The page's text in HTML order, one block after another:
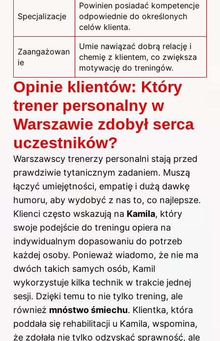
Specjalizacje
Powinien posiadać kompetencje
odpowiednie do określonych
celów klienta.
Zaangażowan
ie
Umie nawiązać dobrą relację i
chemię z klientem, co zwiększa
motywację do treningów.
Opinie klientów: Który
trener personalny w
Warszawie zdobył serca
uczestników?
Warszawscy trenerzy personalni stają przed
prawdziwie tytanicznym zadaniem. Muszą
łączyć umiejętności, empatię i dużą dawkę
humoru, aby wydobyć z nas to, co najlepsze.
Klienci często wskazują na Kamila, który
swoje podejście do treningu opiera na
indywidualnym dopasowaniu do potrzeb
każdej osoby. Ponieważ wiadomo, że nie ma
dwóch takich samych osób, Kamil
wykorzystuje kilka technik w trakcie jednej
sesji. Dzięki temu to nie tylko trening, ale
również mnóstwo śmiechu. Klientka, która
poddała się rehabilitacji u Kamila, wspomina,
że zdołała nie tylko odzyskać sprawność, ale